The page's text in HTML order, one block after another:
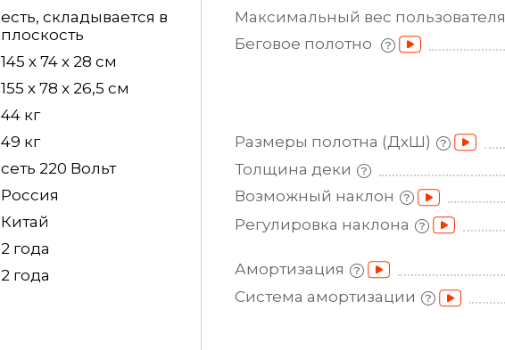
есть, складывается в
плоскость
145 х 74 х 28 см
155 x 78 x 26,5 см
44 кг
49 кг
сеть 220 Вольт
Россия
Китай
2 года
2 года
Максимальный вес пользователя
Беговое полотно
Размеры полотна (ДхШ)
Толщина деки
Возможный наклон
Регулировка наклона
Амортизация
Система амортизации